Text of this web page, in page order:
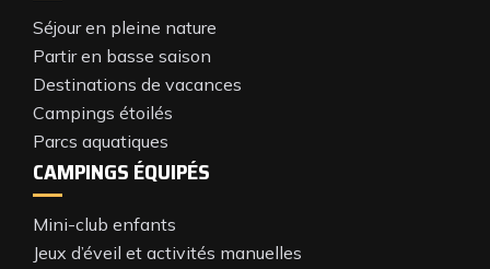
Séjour en pleine nature
Partir en basse saison
Destinations de vacances
Campings étoilés
Parcs aquatiques
CAMPINGS ÉQUIPÉS
Mini-club enfants
Jeux d’éveil et activités manuelles